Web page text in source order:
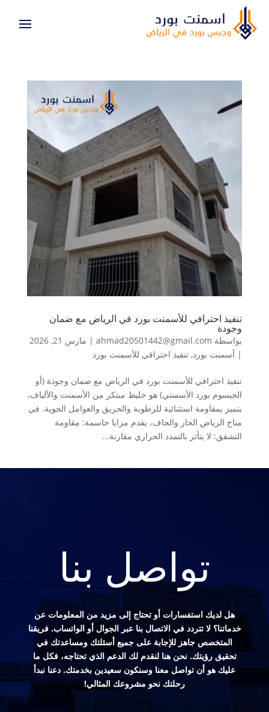
تنفيذ احترافي للأسمنت بورد في الرياض مع ضمان
وجودة
بواسطة ahmad20501442@gmail.com
| مارس 21, 2026
| أسمنت بورد, تنفيذ احترافي للأسمنت بورد
تنفيذ احترافي للأسمنت بورد في الرياض مع ضمان وجودة (أو
الجبسوم بورد الأسمنتي) هو خليط مبتكر من الأسمنت والألياف،
يتميز بمقاومة استثنائية للرطوبة والحريق والعوامل الجوية. في
مناخ الرياض الحار والجاف، يقدم مزايا حاسمة: مقاومة
التشقق: لا يتأثر بالتمدد الحراري مقارنة...
تواصل بنا
هل لديك استفسارات أو تحتاج إلى مزيد من المعلومات عن
خدماتنا؟ لا تتردد في الاتصال بنا عبر الجوال أو الواتساب. فريقنا
المتخصص جاهز للإجابة على جميع أسئلتك ومساعدتك في
تحقيق رؤيتك. نحن هنا لنقدم لك الدعم الذي تحتاجه، فكل ما
عليك هو أن تواصل معنا وسنكون سعيدين بخدمتك. دعنا نبدأ
رحلتك نحو مشروعك المثالي!